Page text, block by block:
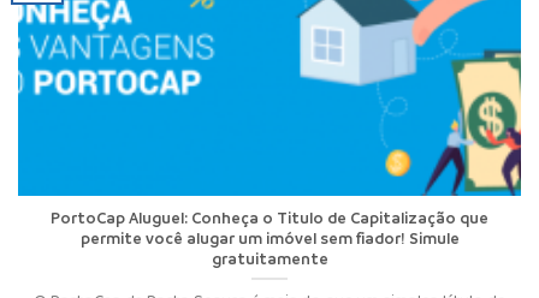
PortoCap Aluguel: Conheça o Titulo de Capitalização que
permite você alugar um imóvel sem fiador! Simule
gratuitamente